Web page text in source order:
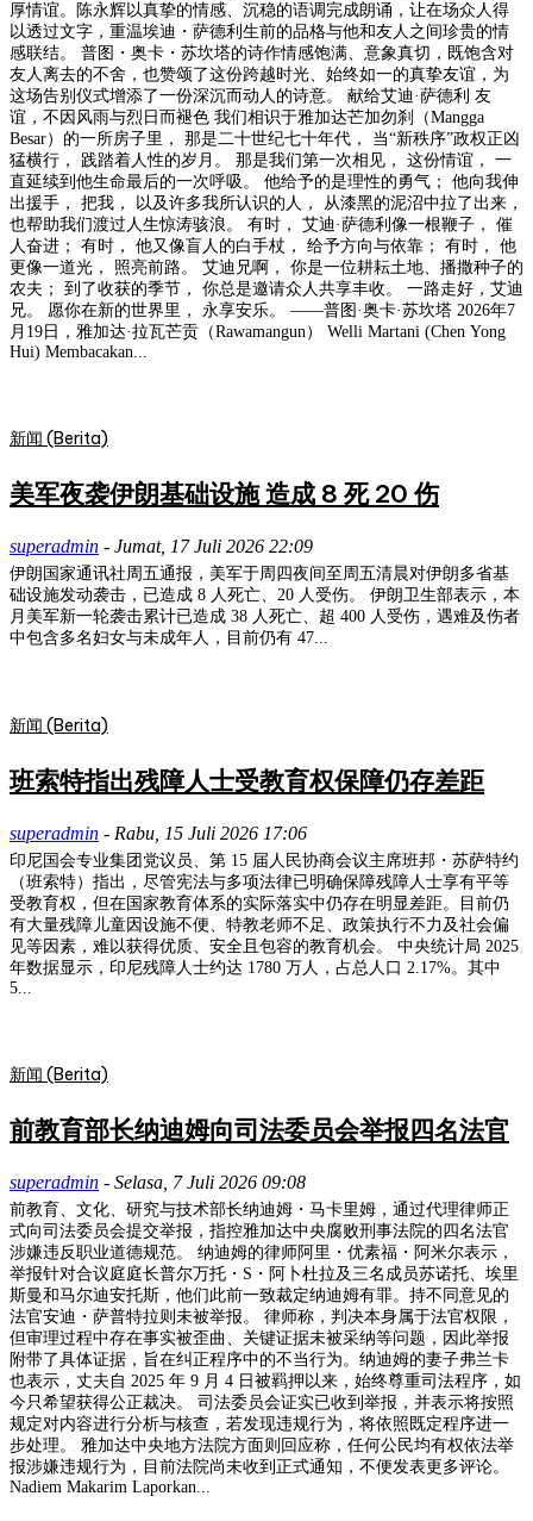
厚情谊。陈永辉以真挚的情感、沉稳的语调完成朗诵，让在场众人得
以透过文字，重温埃迪・萨德利生前的品格与他和友人之间珍贵的情
感联结。 普图・奥卡・苏坎塔的诗作情感饱满、意象真切，既饱含对
友人离去的不舍，也赞颂了这份跨越时光、始终如一的真挚友谊，为
这场告别仪式增添了一份深沉而动人的诗意。 献给艾迪·萨德利 友
谊，不因风雨与烈日而褪色 我们相识于雅加达芒加勿刹（Mangga
Besar）的一所房子里， 那是二十世纪七十年代， 当“新秩序”政权正凶
猛横行， 践踏着人性的岁月。 那是我们第一次相见， 这份情谊， 一
直延续到他生命最后的一次呼吸。 他给予的是理性的勇气； 他向我伸
出援手， 把我， 以及许多我所认识的人， 从漆黑的泥沼中拉了出来，
也帮助我们渡过人生惊涛骇浪。 有时， 艾迪·萨德利像一根鞭子， 催
人奋进； 有时， 他又像盲人的白手杖， 给予方向与依靠； 有时， 他
更像一道光， 照亮前路。 艾迪兄啊， 你是一位耕耘土地、播撒种子的
农夫； 到了收获的季节， 你总是邀请众人共享丰收。 一路走好，艾迪
兄。 愿你在新的世界里， 永享安乐。 ——普图·奥卡·苏坎塔 2026年7
月19日，雅加达·拉瓦芒贡（Rawamangun） Welli Martani (Chen Yong
Hui) Membacakan...
新闻 (Berita)
美军夜袭伊朗基础设施 造成 8 死 20 伤
superadmin - Jumat, 17 Juli 2026 22:09
伊朗国家通讯社周五通报，美军于周四夜间至周五清晨对伊朗多省基
础设施发动袭击，已造成 8 人死亡、20 人受伤。 伊朗卫生部表示，本
月美军新一轮袭击累计已造成 38 人死亡、超 400 人受伤，遇难及伤者
中包含多名妇女与未成年人，目前仍有 47...
新闻 (Berita)
班索特指出残障人士受教育权保障仍存差距
superadmin - Rabu, 15 Juli 2026 17:06
印尼国会专业集团党议员、第 15 届人民协商会议主席班邦・苏萨特约
（班索特）指出，尽管宪法与多项法律已明确保障残障人士享有平等
受教育权，但在国家教育体系的实际落实中仍存在明显差距。目前仍
有大量残障儿童因设施不便、特教老师不足、政策执行不力及社会偏
见等因素，难以获得优质、安全且包容的教育机会。 中央统计局 2025
年数据显示，印尼残障人士约达 1780 万人，占总人口 2.17%。其中
5...
新闻 (Berita)
前教育部长纳迪姆向司法委员会举报四名法官
superadmin - Selasa, 7 Juli 2026 09:08
前教育、文化、研究与技术部长纳迪姆・马卡里姆，通过代理律师正
式向司法委员会提交举报，指控雅加达中央腐败刑事法院的四名法官
涉嫌违反职业道德规范。 纳迪姆的律师阿里・优素福・阿米尔表示，
举报针对合议庭庭长普尔万托・S・阿卜杜拉及三名成员苏诺托、埃里
斯曼和马尔迪安托斯，他们此前一致裁定纳迪姆有罪。持不同意见的
法官安迪・萨普特拉则未被举报。 律师称，判决本身属于法官权限，
但审理过程中存在事实被歪曲、关键证据未被采纳等问题，因此举报
附带了具体证据，旨在纠正程序中的不当行为。纳迪姆的妻子弗兰卡
也表示，丈夫自 2025 年 9 月 4 日被羁押以来，始终尊重司法程序，如
今只希望获得公正裁决。 司法委员会证实已收到举报，并表示将按照
规定对内容进行分析与核查，若发现违规行为，将依照既定程序进一
步处理。 雅加达中央地方法院方面则回应称，任何公民均有权依法举
报涉嫌违规行为，目前法院尚未收到正式通知，不便发表更多评论。
Nadiem Makarim Laporkan...